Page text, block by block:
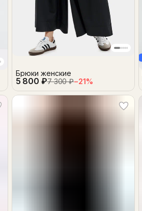
5 800 ₽7 300 ₽−21%
Брюки женские